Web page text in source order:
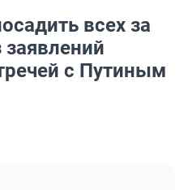
всех за
заявлений
с Путиным